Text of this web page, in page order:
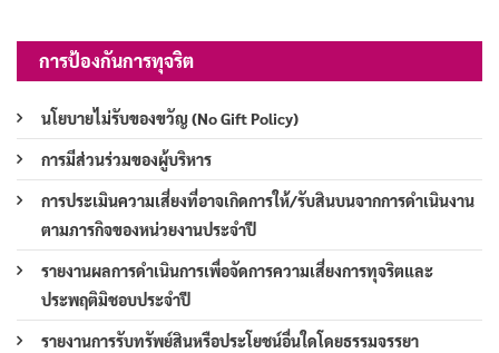
การป้องกันการทุจริต
นโยบายไม่รับของขวัญ (No Gift Policy)
การมีส่วนร่วมของผู้บริหาร
การประเมินความเสี่ยงที่อาจเกิดการให้/รับสินบนจากการดำเนินงาน
ตามภารกิจของหน่วยงานประจำปี
รายงานผลการดำเนินการเพื่อจัดการความเสี่ยงการทุจริตและ
ประพฤติมิชอบประจำปี
รายงานการรับทรัพย์สินหรือประโยชน์อื่นใดโดยธรรมจรรยา